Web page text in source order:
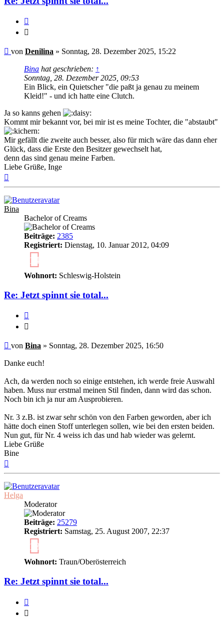
Ungelesener
von Denilina » Sonntag, 28. Dezember 2025, 15:22
Bina hat geschrieben: ↑
Sonntag, 28. Dezember 2025, 09:53
Ein Blick, ein Quietscher "die paßt ja genau zu meinem
Kleid!" - und ich hatte eine Clutch.
Ja so kanns gehen
Kommt mir bekannt vor, bei mir ist es meine Tochter, die "abstaubt"
Mir gefällt die zweite auch besser, also für mich wäre das dann eher
Glück, dass die Erste den Besitzer gewechselt hat,
denn das sind genau meine Farben.
Liebe Grüße, Inge
Bina
Bachelor of Creams
Beiträge: 2385
Registriert: Dienstag, 10. Januar 2012, 04:09
14
Wohnort: Schleswig-Holstein
Re: Jetzt spinnt sie total...
Ungelesener
von Bina » Sonntag, 28. Dezember 2025, 16:50
Danke euch!
Ach, da werden noch so einige entstehen, ich werde freie Auswahl
haben. Muss nur erstmal meinen Stil finden, dann wird das schon.
Noch bin ich ja nur am Ausprobieren.
Nr. 3 z.B. ist zwar sehr schön von den Farben geworden, aber ich
hätte doch einen Stoff unterlegen sollen, wie bei den ersten beiden.
Nun gut, für Nr. 4 weiss ich das und hab wieder was gelernt.
Liebe Grüße
Bine
oben
Helga
Moderator
Beiträge: 25279
Registriert: Samstag, 25. August 2007, 22:37
18
Wohnort: Traun/Oberösterreich
Re: Jetzt spinnt sie total...